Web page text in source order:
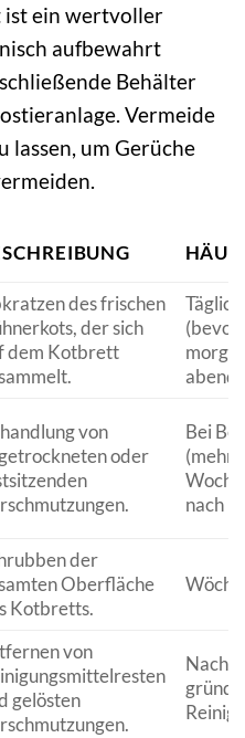
ein wertvoller
aufbewahrt
Behälter
Vermeide
lassen, um Gerüche
des frischen
der sich
dem Kotbrett
Täglich
von
oder
Bei
nach
der
Oberfläche
Kotbretts.
von
gelösten
Nach